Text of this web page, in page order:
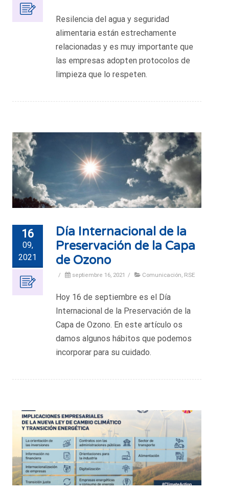
Resilencia del agua y seguridad
alimentaria están estrechamente
relacionadas y es muy importante que
las empresas adopten protocolos de
limpieza que lo respeten.
16
09,
2021
Día Internacional de la
Preservación de la Capa
de Ozono
/ septiembre 16, 2021 / Comunicación RSE
Hoy 16 de septiembre es el Día
Internacional de la Preservación de la
Capa de Ozono. En este artículo os
damos algunos hábitos que podemos
incorporar para su cuidado.